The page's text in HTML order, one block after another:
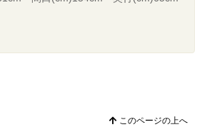
このページの上へ